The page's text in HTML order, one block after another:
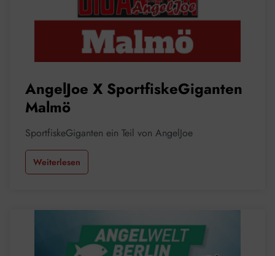
AngelJoe X SportfiskeGiganten
Malmö
SportfiskeGiganten ein Teil von AngelJoe
Weiterlesen